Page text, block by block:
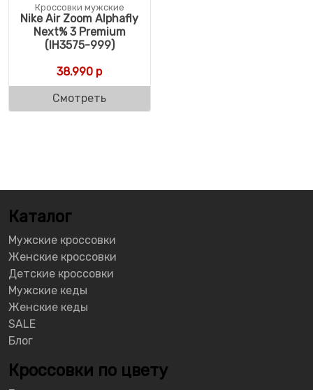
Кроссовки мужские
Nike Air Zoom Alphafly
Next% 3 Premium
(IH3575-999)
38.990 р
Смотреть
Каталог
Мужские кроссовки
Женские кроссовки
Детские кроссовки
Мужские кеды
Женские кеды
SALE
Блог
Кроссовки по цвету